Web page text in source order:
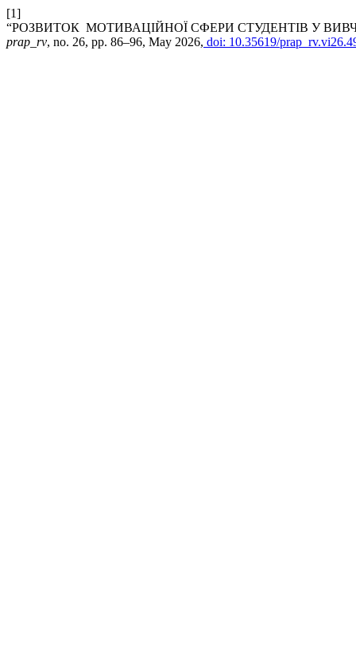
[1]
“РОЗВИТОК МОТИВАЦІЙНОЇ СФЕРИ СТУДЕНТІВ У
prap_rv, no. 26, pp. 86–96, May 2026, doi: 10.35619/